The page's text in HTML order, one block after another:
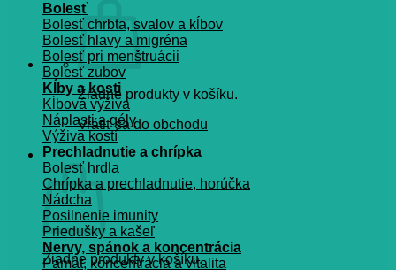
Žiadne produkty v košíku.
Vrátiť sa do obchodu
Košík
Žiadne produkty v košíku.
Bolesť
Bolesť chrbta, svalov a kĺbov
Bolesť hlavy a migréna
Bolesť pri menštruácii
Bolesť zubov
Kĺby a kosti
Kĺbová výživa
Náplasti a gély
Výživa kostí
Prechladnutie a chrípka
Bolesť hrdla
Chrípka a prechladnutie, horúčka
Nádcha
Posilnenie imunity
Priedušky a kašeľ
Nervy, spánok a koncentrácia
Pamät, koncentrácia a vitalita